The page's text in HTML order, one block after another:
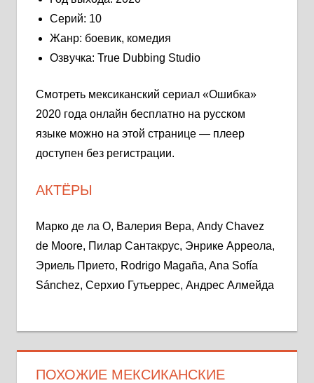
Серий: 10
Жанр: боевик, комедия
Озвучка: True Dubbing Studio
Смотреть мексиканский сериал «Ошибка»
2020 года онлайн бесплатно на русском
языке можно на этой странице — плеер
доступен без регистрации.
АКТЁРЫ
Марко де ла О, Валерия Вера, Andy Chavez
de Moore, Пилар Сантакрус, Энрике Арреола,
Эриель Прието, Rodrigo Magaña, Ana Sofía
Sánchez, Серхио Гутьеррес, Андрес Алмейда
ПОХОЖИЕ МЕКСИКАНСКИЕ